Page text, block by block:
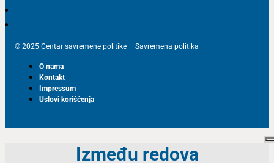
© 2025 Centar savremene politike – Savremena politika
O nama
Kontakt
Impressum
Uslovi korišćenja
Između redova